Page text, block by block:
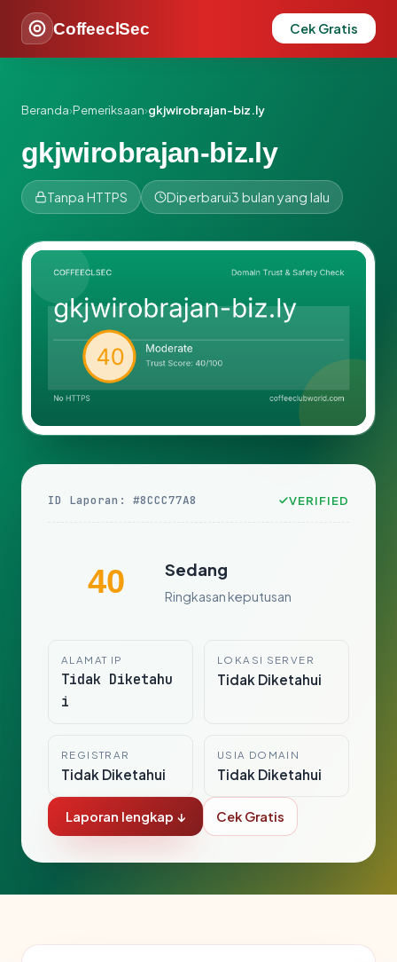
CoffeeclSec Cek Gratis
Beranda›Pemeriksaan›gkjwirobrajan-biz.ly
gkjwirobrajan-biz.ly
Tanpa HTTPS Diperbarui3 bulan yang lalu
ID Laporan: #8CCC77A8 VERIFIED
40 Sedang
Ringkasan keputusan
ALAMAT IP
Tidak Diketahu
i
LOKASI SERVER
Tidak Diketahui
REGISTRAR
Tidak Diketahui
USIA DOMAIN
Tidak Diketahui
Laporan lengkap ↓ Cek Gratis